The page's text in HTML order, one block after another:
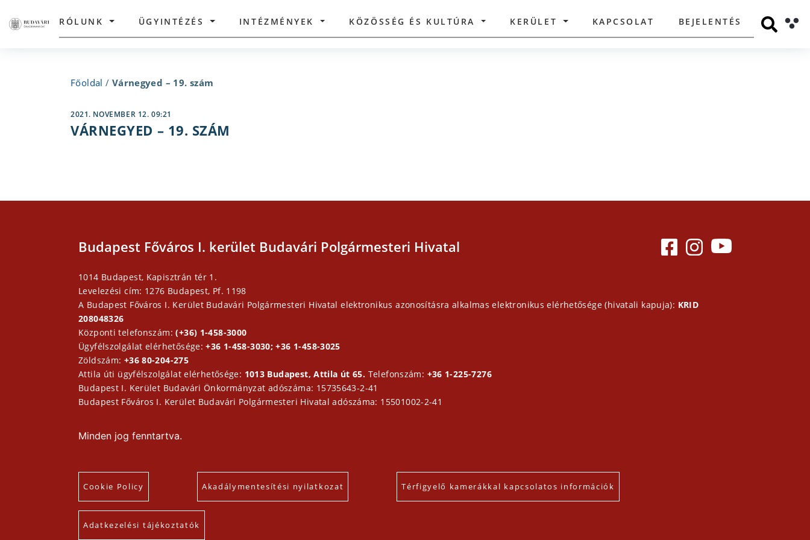
RÓLUNK ÜGYINTÉZÉS INTÉZMÉNYEK KÖZÖSSÉG ÉS KULTÚRA KERÜLET KAPCSOLAT BEJELENTÉS
Főoldal / Várnegyed – 19. szám
2021. NOVEMBER 12. 09:21
VÁRNEGYED – 19. SZÁM
Budapest Főváros I. kerület Budavári Polgármesteri Hivatal
1014 Budapest, Kapisztrán tér 1.
Levelezési cím: 1276 Budapest, Pf. 1198
A Budapest Főváros I. Kerület Budavári Polgármesteri Hivatal elektronikus azonosításra alkalmas elektronikus elérhetősége (hivatali kapuja): KRID
208048326
Központi telefonszám:(+36) 1-458-3000
Ügyfélszolgálat elérhetősége:+36 1-458-3030; +36 1-458-3025
Zöldszám: +36 80-204-275
Attila úti ügyfélszolgálat elérhetősége: 1013 Budapest, Attila út 65. Telefonszám: +36 1-225-7276
Budapest I. Kerület Budavári Önkormányzat adószáma: 15735643-2-41
Budapest Főváros I. Kerület Budavári Polgármesteri Hivatal adószáma: 15501002-2-41
Minden jog fenntartva.
Cookie Policy Akadálymentesítési nyilatkozat Térfigyelő kamerákkal kapcsolatos információk
Adatkezelési tájékoztatók